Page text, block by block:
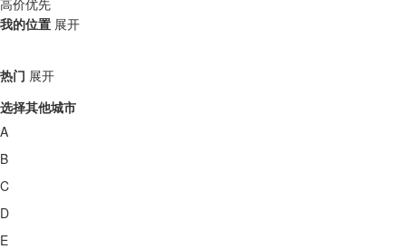
我的位置 展开
热门 展开
选择其他城市
A
B
C
D
E